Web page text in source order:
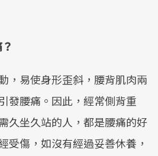
，易使身形歪斜，腰背肌肉兩
發腰痛。因此，經常側背重
久坐久站的人，都是腰痛的好
受傷，如沒有經過妥善休養，